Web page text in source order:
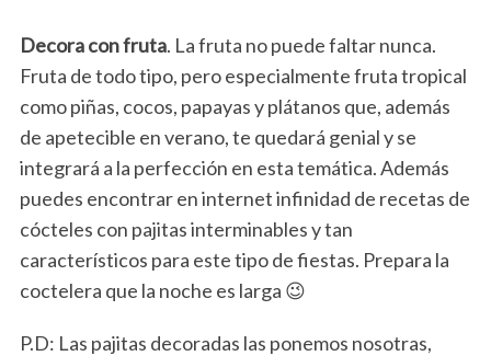
Decora con fruta. La fruta no puede faltar nunca.
Fruta de todo tipo, pero especialmente fruta tropical
como piñas, cocos, papayas y plátanos que, además
de apetecible en verano, te quedará genial y se
integrará a la perfección en esta temática. Además
puedes encontrar en internet infinidad de recetas de
cócteles con pajitas interminables y tan
característicos para este tipo de fiestas. Prepara la
coctelera que la noche es larga 😉
P.D: Las pajitas decoradas las ponemos nosotras,